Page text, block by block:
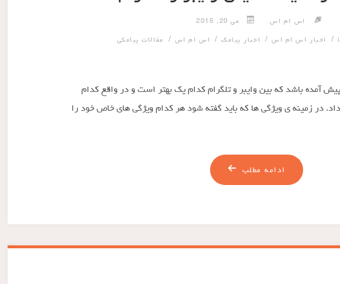
اس ام اس می 20, 2015
/ اخبار اس ام اس/ اخبار پیامک/ اس ام اس / مقالات پیامکی
آمده باشد که بین وایبر و تلگرام کدام یک بهتر است و در واقع کدام
داد. در زمینه ی ویژگی ها که باید گفته شود هر کدام ویژگی های خاص خود را
ادامه مطلب